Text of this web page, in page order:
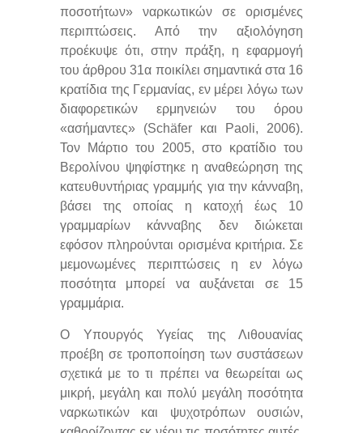
ποσοτήτων» ναρκωτικών σε ορισμένες
περιπτώσεις. Από την αξιολόγηση
προέκυψε ότι, στην πράξη, η εφαρμογή
του άρθρου 31α ποικίλει σημαντικά στα 16
κρατίδια της Γερμανίας, εν μέρει λόγω των
διαφορετικών ερμηνειών του όρου
«ασήμαντες» (Schäfer και Paoli, 2006).
Τον Μάρτιο του 2005, στο κρατίδιο του
Βερολίνου ψηφίστηκε η αναθεώρηση της
κατευθυντήριας γραμμής για την κάνναβη,
βάσει της οποίας η κατοχή έως 10
γραμμαρίων κάνναβης δεν διώκεται
εφόσον πληρούνται ορισμένα κριτήρια. Σε
μεμονωμένες περιπτώσεις η εν λόγω
ποσότητα μπορεί να αυξάνεται σε 15
γραμμάρια.
Ο Υπουργός Υγείας της Λιθουανίας
προέβη σε τροποποίηση των συστάσεων
σχετικά με το τι πρέπει να θεωρείται ως
μικρή, μεγάλη και πολύ μεγάλη ποσότητα
ναρκωτικών και ψυχοτρόπων ουσιών,